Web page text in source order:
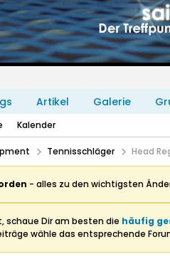
Artikel Galerie
Kalender
Tennisschläger Head
- alles zu den wichtigsten
schaue Dir am besten die häufig
wähle das entsprechende